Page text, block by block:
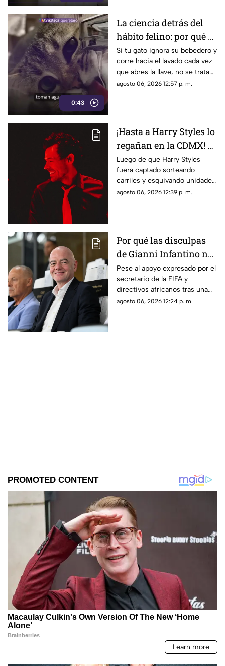
0:43
La ciencia detrás del
hábito felino: por qué el
agua en movimiento
del grifo es irresistible
para los gatos
Si tu gato ignora su bebedero y
corre hacia el lavado cada vez
que abres la llave, no se trata
de un capricho
agosto 06, 2026 12:57 p. m.
¡Hasta a Harry Styles lo
regañan en la CDMX! El
Metrobús aprovechó
que el cantante salió a
correr por Reforma
para darle un consejo
Luego de que Harry Styles
fuera captado sorteando
carriles y esquivando unidades
de transporte durante sus
agosto 06, 2026 12:39 p. m.
Por qué las disculpas
de Gianni Infantino no
lograron frenar el
posicionamiento de la
UEFA
Pese al apoyo expresado por el
secretario de la FIFA y
directivos africanos tras una
reunión de emergencia, la
agosto 06, 2026 12:24 p. m.